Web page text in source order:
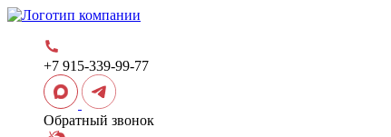
+7 915-339-99-77
Обратный звонок